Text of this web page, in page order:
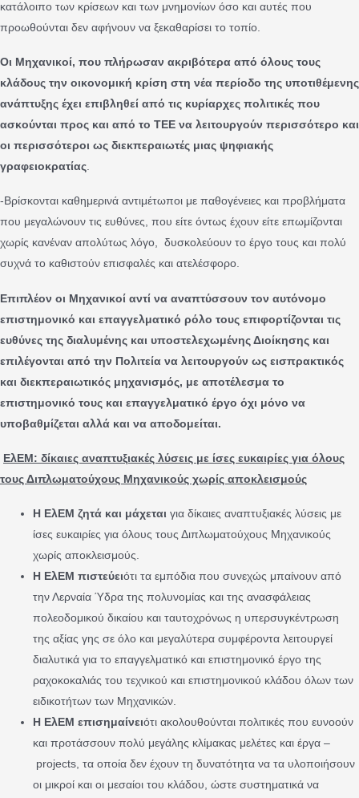
κατάλοιπο των κρίσεων και των μνημονίων όσο και αυτές που
προωθούνται δεν αφήνουν να ξεκαθαρίσει το τοπίο.
Οι Μηχανικοί, που πλήρωσαν ακριβότερα από όλους τους
κλάδους την οικονομική κρίση στη νέα περίοδο της υποτιθέμενης
ανάπτυξης έχει επιβληθεί από τις κυρίαρχες πολιτικές που
ασκούνται προς και από το ΤΕΕ να λειτουργούν περισσότερο και
οι περισσότεροι ως διεκπεραιωτές μιας ψηφιακής
γραφειοκρατίας.
-Βρίσκονται καθημερινά αντιμέτωποι με παθογένειες και προβλήματα
που μεγαλώνουν τις ευθύνες, που είτε όντως έχουν είτε επωμίζονται
χωρίς κανέναν απολύτως λόγο, δυσκολεύουν το έργο τους και πολύ
συχνά το καθιστούν επισφαλές και ατελέσφορο.
Επιπλέον οι Μηχανικοί αντί να αναπτύσσουν τον αυτόνομο
επιστημονικό και επαγγελματικό ρόλο τους επιφορτίζονται τις
ευθύνες της διαλυμένης και υποστελεχωμένης Διοίκησης και
επιλέγονται από την Πολιτεία να λειτουργούν ως εισπρακτικός
και διεκπεραιωτικός μηχανισμός, με αποτέλεσμα το
επιστημονικό τους και επαγγελματικό έργο όχι μόνο να
υποβαθμίζεται αλλά και να αποδομείται.
ΕλΕΜ: δίκαιες αναπτυξιακές λύσεις με ίσες ευκαιρίες για όλους
τους Διπλωματούχους Μηχανικούς χωρίς αποκλεισμούς
Η ΕλΕΜ ζητά και μάχεταιγια δίκαιες αναπτυξιακές λύσεις με
ίσες ευκαιρίες για όλους τους Διπλωματούχους Μηχανικούς
χωρίς αποκλεισμούς.
Η ΕλΕΜ πιστεύειότι τα εμπόδια που συνεχώς μπαίνουν από
την Λερναία Ύδρα της πολυνομίας και της ανασφάλειας
πολεοδομικού δικαίου και ταυτοχρόνως η υπερσυγκέντρωση
της αξίας γης σε όλο και μεγαλύτερα συμφέροντα λειτουργεί
διαλυτικά για το επαγγελματικό και επιστημονικό έργο της
ραχοκοκαλιάς του τεχνικού και επιστημονικού κλάδου όλων των
ειδικοτήτων των Μηχανικών.
Η ΕλΕΜ επισημαίνειότι ακολουθούνται πολιτικές που ευνοούν
και προτάσσουν πολύ μεγάλης κλίμακας μελέτες και έργα –
projects, τα οποία δεν έχουν τη δυνατότητα να τα υλοποιήσουν
οι μικροί και οι μεσαίοι του κλάδου, ώστε συστηματικά να